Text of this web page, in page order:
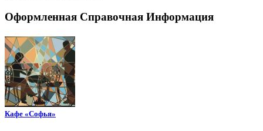
Оформленная Справочная Информация
Кафе «Софья»